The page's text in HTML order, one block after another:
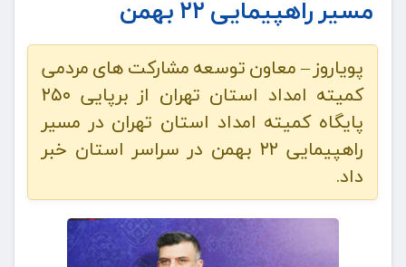
مسیر راهپیمایی ۲۲ بهمن
پویاروز – معاون توسعه مشارکت های مردمی
کمیته امداد استان تهران از برپایی ۲۵۰
پایگاه کمیته امداد استان تهران در مسیر
راهپیمایی ۲۲ بهمن در سراسر استان خبر
داد.